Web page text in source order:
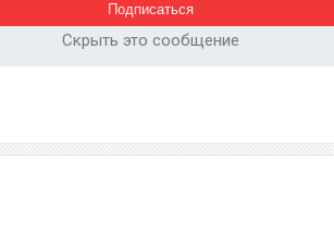
Скрыть это сообщение